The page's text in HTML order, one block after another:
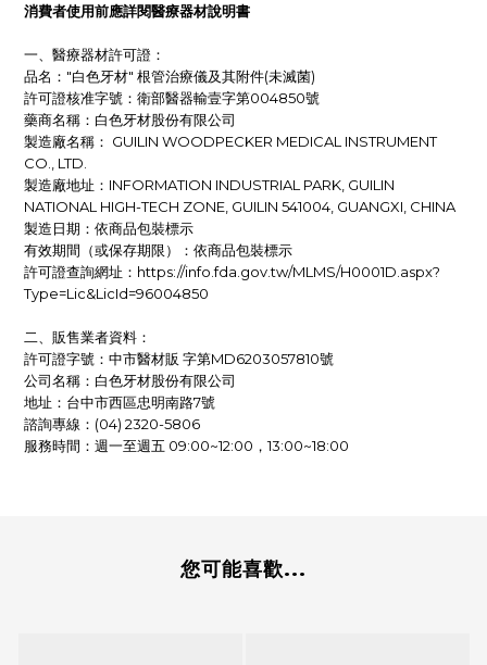
消費者使用前應詳閱醫療器材說明書
一、醫療器材許可證：
品名："白色牙材" 根管治療儀及其附件(未滅菌)
許可證核准字號：衛部醫器輸壹字第004850號
藥商名稱：白色牙材股份有限公司
製造廠名稱： GUILIN WOODPECKER MEDICAL INSTRUMENT
CO., LTD.
製造廠地址：INFORMATION INDUSTRIAL PARK, GUILIN
NATIONAL HIGH-TECH ZONE, GUILIN 541004, GUANGXI, CHINA
製造日期：依商品包裝標示
有效期間（或保存期限）：依商品包裝標示
許可證查詢網址：https://info.fda.gov.tw/MLMS/H0001D.aspx?
Type=Lic&LicId=96004850
二、販售業者資料：
許可證字號：中市醫材販 字第MD6203057810號
公司名稱：白色牙材股份有限公司
地址：台中市西區忠明南路7號
諮詢專線：(04) 2320-5806
服務時間：週一至週五 09:00~12:00，13:00~18:00
您可能喜歡...